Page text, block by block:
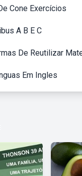
Cone Exercícios
A B E C
De Reutilizar
Em Ingles